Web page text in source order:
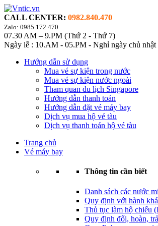
CALL CENTER: 0982.840.470
Zalo: 0985.172.470
07.30 AM – 9.PM (Thứ 2 - Thứ 7)
Ngày lễ : 10.AM - 05.PM - Nghỉ ngày chủ nhật
Hướng dẫn sử dụng
Mua vé sự kiện trong nước
Mua vé sự kiện nước ngoài
Tham quan du lịch Singapore
Hướng dẫn thanh toán
Hướng dẫn đặt vé máy bay
Dịch vụ mua hộ vé tàu
Dịch vụ thanh toán hộ vé tàu
Trang chủ
Vé máy bay
Thông tin cần biết
Danh sách các nước
Quy định với hành
Thủ tục làm hộ chiếu
Quy định đổi, hoàn,